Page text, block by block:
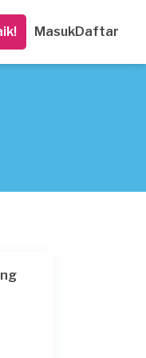
MasukDaftar